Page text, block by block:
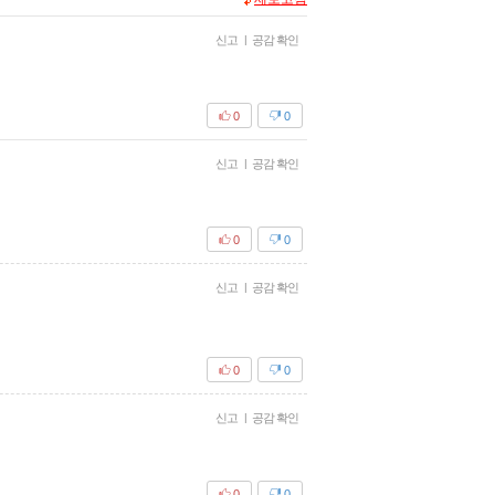
신고 | 공감 확인
0
0
신고 | 공감 확인
0
0
신고 | 공감 확인
0
0
신고 | 공감 확인